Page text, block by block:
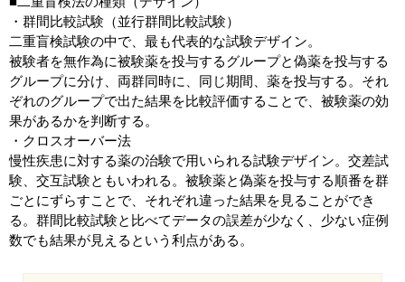
・群間比較試験（並行群間比較試験）
二重盲検試験の中で、最も代表的な試験デザイン。
被験者を無作為に被験薬を投与するグループと偽薬を投与する
グループに分け、両群同時に、同じ期間、薬を投与する。それ
ぞれのグループで出た結果を比較評価することで、被験薬の効
果があるかを判断する。
・クロスオーバー法
慢性疾患に対する薬の治験で用いられる試験デザイン。交差試
験、交互試験ともいわれる。被験薬と偽薬を投与する順番を群
ごとにずらすことで、それぞれ違った結果を見ることができ
る。群間比較試験と比べてデータの誤差が少なく、少ない症例
数でも結果が見えるという利点がある。